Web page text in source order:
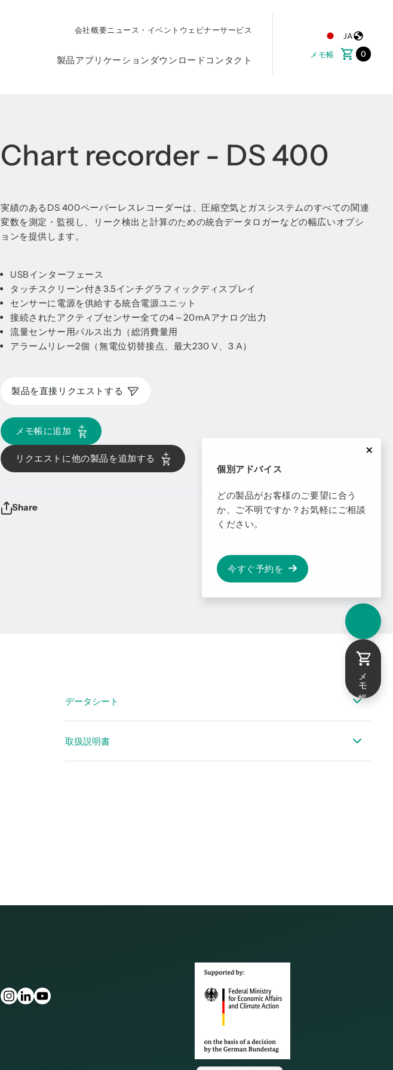
JA
メモ帳
0
会社概要ニュース・イベント ウェビナーサービス
製品アプリケーション ダウンロード コンタクト
Chart recorder - DS 400
実績のあるDS 400ペーパーレスレコーダーは、圧縮空気とガスシステムのすべての関連
変数を測定・監視し、リーク検出と計算のための統合データロガーなどの幅広いオプシ
ョンを提供します。
USBインターフェース
タッチスクリーン付き3.5インチグラフィックディスプレイ
センサーに電源を供給する統合電源ユニット
接続されたアクティブセンサー全ての4～20mAアナログ出力
流量センサー用パルス出力（総消費量用
アラームリレー2個（無電位切替接点、最大230 V、3 A）
製品を直接リクエストする
メモ帳に追加
リクエストに他の製品を追加する
Share
データシート
取扱説明書
個別アドバイス
どの製品がお客様のご要望に合う
か、ご不明ですか？お気軽にご相談
ください。
今すぐ予約を
メモ帳